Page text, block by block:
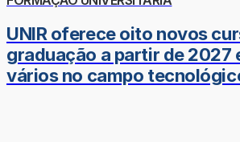
UNIR oferece oito novos
graduação a partir de 2027
vários no campo